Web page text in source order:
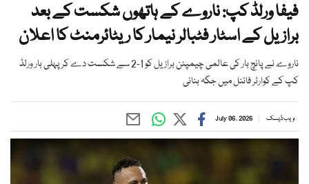
فیفا ورلڈ کپ: ناروے کے ہاتھوں شکست کے بعد
برازیل کے اسٹار فٹبالر نیمار کا ریٹائرمنٹ کا اعلان
ناروے نے پانچ بار کی عالمی چیمپئن برازیل کو 1-2 سے شکست دے کر پہلی بار ورلڈ
کپ کے کوارٹر فائنل میں جگہ بنائی
ویب ڈیسک July 06, 2026